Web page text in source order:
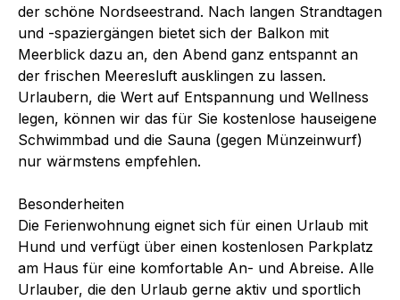
der schöne Nordseestrand. Nach langen Strandtagen
und -spaziergängen bietet sich der Balkon mit
Meerblick dazu an, den Abend ganz entspannt an
der frischen Meeresluft ausklingen zu lassen.
Urlaubern, die Wert auf Entspannung und Wellness
legen, können wir das für Sie kostenlose hauseigene
Schwimmbad und die Sauna (gegen Münzeinwurf)
nur wärmstens empfehlen.
Besonderheiten
Die Ferienwohnung eignet sich für einen Urlaub mit
Hund und verfügt über einen kostenlosen Parkplatz
am Haus für eine komfortable An- und Abreise. Alle
Urlauber, die den Urlaub gerne aktiv und sportlich